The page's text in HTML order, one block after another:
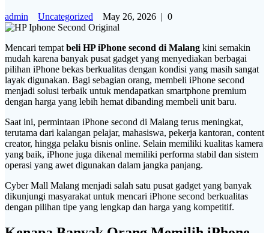
admin Uncategorized May 26, 2026 | 0
Mencari tempat beli HP iPhone second di Malang kini semakin
mudah karena banyak pusat gadget yang menyediakan berbagai
pilihan iPhone bekas berkualitas dengan kondisi yang masih sangat
layak digunakan. Bagi sebagian orang, membeli iPhone second
menjadi solusi terbaik untuk mendapatkan smartphone premium
dengan harga yang lebih hemat dibanding membeli unit baru.
Saat ini, permintaan iPhone second di Malang terus meningkat,
terutama dari kalangan pelajar, mahasiswa, pekerja kantoran, content
creator, hingga pelaku bisnis online. Selain memiliki kualitas kamera
yang baik, iPhone juga dikenal memiliki performa stabil dan sistem
operasi yang awet digunakan dalam jangka panjang.
Cyber Mall Malang menjadi salah satu pusat gadget yang banyak
dikunjungi masyarakat untuk mencari iPhone second berkualitas
dengan pilihan tipe yang lengkap dan harga yang kompetitif.